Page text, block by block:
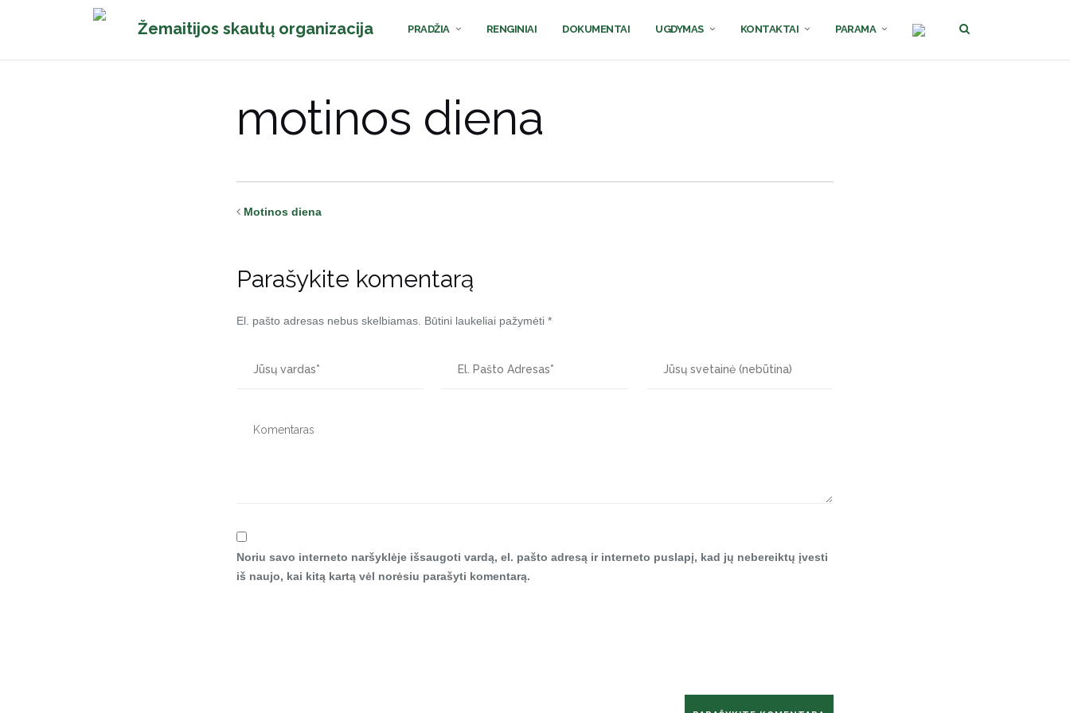
Žemaitijos skautų organizacija PRADŽIA RENGINIAI DOKUMENTAI UGDYMAS KONTAKTAI PARAMA
motinos diena
Motinos diena
Parašykite komentarą
El. pašto adresas nebus skelbiamas. Būtini laukeliai pažymėti *
Noriu savo interneto naršyklėje išsaugoti vardą, el. pašto adresą ir interneto puslapį, kad jų nebereiktų įvesti
iš naujo, kai kitą kartą vėl norėsiu parašyti komentarą.